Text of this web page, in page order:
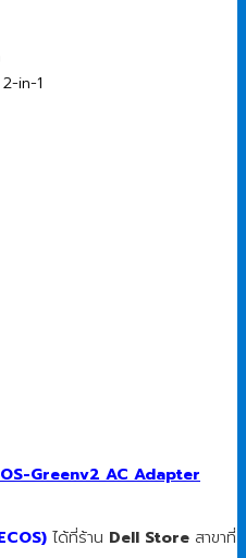
in-1
Greenv2 AC Adapter
ได้ที่ร้าน Dell Store สาขาที่